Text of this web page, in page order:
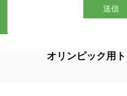
送信
オリンピック用